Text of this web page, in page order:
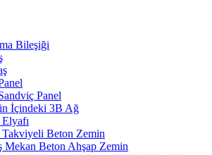
Bileşiği
Panel
İçindeki 3B Ağ
Beton Zemin
Mekan Beton Ahşap Zemin